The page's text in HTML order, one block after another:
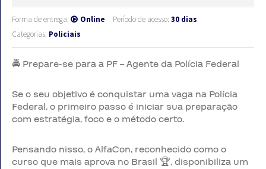
Forma de entrega: Online Período de acesso: 30 dias
Categorias: Policiais
🚔 Prepare-se para a PF – Agente da Polícia Federal
Se o seu objetivo é conquistar uma vaga na Polícia
Federal, o primeiro passo é iniciar sua preparação
com estratégia, foco e o método certo.
Pensando nisso, o AlfaCon, reconhecido como o
curso que mais aprova no Brasil 🏆, disponibiliza um